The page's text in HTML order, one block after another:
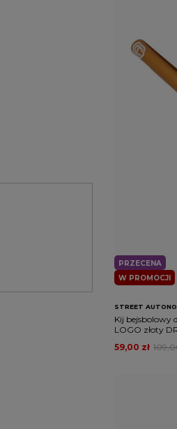
W PROMOCJI
PRZECENA
STREET
Kij bejsbolowy
LOGO złoty
59,00 zł